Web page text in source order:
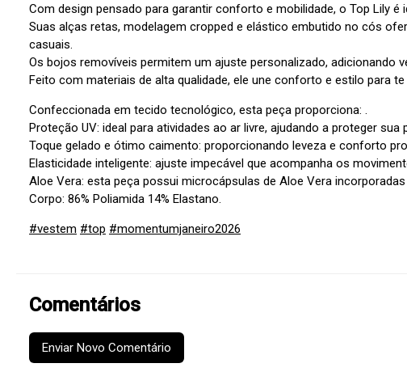
Com design pensado para garantir conforto e mobilidade, o Top Lily
Suas alças retas, modelagem cropped e elástico embutido no cós
casuais.
Os bojos removíveis permitem um ajuste personalizado, adicionando
Feito com materiais de alta qualidade, ele une conforto e estilo para
Confeccionada em tecido tecnológico, esta peça proporciona: .
Proteção UV: ideal para atividades ao ar livre, ajudando a proteger sua
Toque gelado e ótimo caimento: proporcionando leveza e conforto
Elasticidade inteligente: ajuste impecável que acompanha os
Aloe Vera: esta peça possui microcápsulas de Aloe Vera
Corpo: 86% Poliamida 14% Elastano.
#vestem #top #momentumjaneiro2026
Comentários
Enviar Novo Comentário